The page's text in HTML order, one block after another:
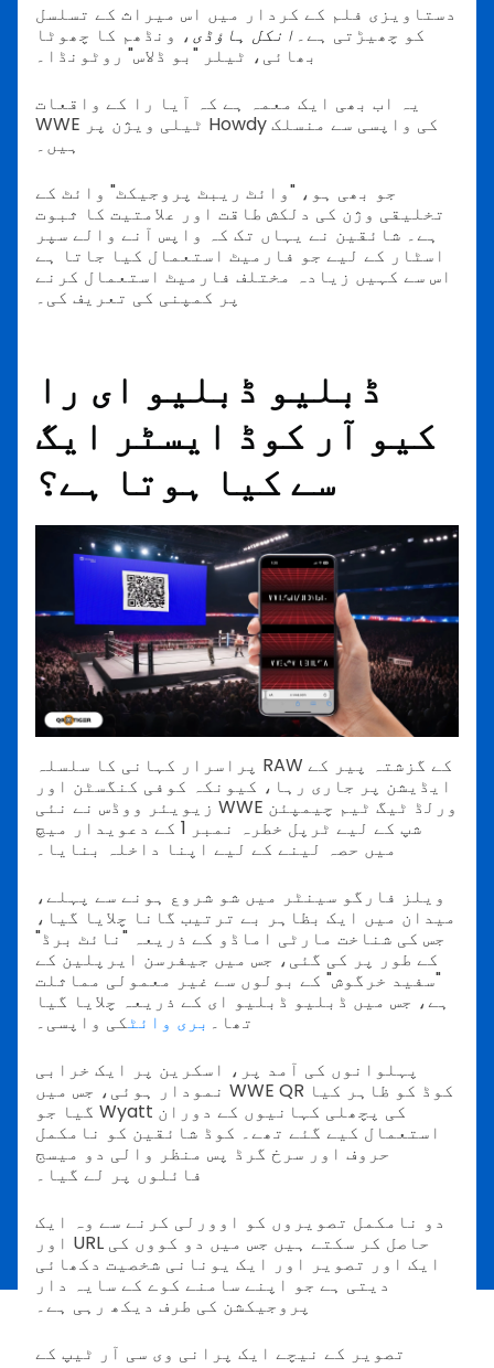
دستاویزی فلم کے کردار میں اس میراث کے تسلسل
کو چھیڑتی ہے۔ انکل ہاؤڈی، ونڈھم کا چھوٹا
یہ اب بھی ایک معمہ ہے کہ آیا را کے واقعات
WWE ٹیلی ویژن پر Howdy کی واپسی سے منسلک
جو بھی ہو، "وائٹ ریبٹ پروجیکٹ" وائٹ کے
تخلیقی وژن کی دلکش طاقت اور علامتیت کا ثبوت
ہے۔ شائقین نے یہاں تک کہ واپس آنے والے سپر
اسٹار کے لیے جو فارمیٹ استعمال کیا جاتا ہے
اس سے کہیں زیادہ مختلف فارمیٹ استعمال کرنے
ڈبلیو ڈبلیو ای را
کیو آر کوڈ ایسٹر ایگ
سے کیا ہوتا ہے؟
پراسرار کہانی کا سلسلہ RAW کے گزشتہ پیر کے
ایڈیشن پر جاری رہا، کیونکہ کوفی کنگسٹن اور
زیویئر ووڈس نے نئی WWE ورلڈ ٹیگ ٹیم چیمپئن
شپ کے لیے ٹرپل خطرہ نمبر 1 کے دعویدار میچ
ویلز فارگو سینٹر میں شو شروع ہونے سے پہلے،
میدان میں ایک بظاہر بے ترتیب گانا چلایا گیا،
جس کی شناخت مارٹی اماڈو کے ذریعہ "نائٹ برڈ"
کے طور پر کی گئی، جس میں جیفرسن ایرپلین کے
"سفید خرگوش" کے بولوں سے غیر معمولی مماثلت
ہے، جس میں ڈبلیو ڈبلیو ای کے ذریعہ چلایا گیا
تھا۔ بری وائٹ
پہلوانوں کی آمد پر، اسکرین پر ایک خرابی
نمودار ہوئی، جس میں WWE QR کوڈ کو ظاہر کیا
گیا جو Wyatt کی پچھلی کہانیوں کے دوران
استعمال کیے گئے تھے۔ کوڈ شائقین کو نامکمل
حروف اور سرخ گرڈ پس منظر والی دو میسج
دو نامکمل تصویروں کو اوورلی کرنے سے وہ ایک
اور URL حاصل کر سکتے ہیں جس میں دو کووں کی
ایک اور تصویر اور ایک یونانی شخصیت دکھائی
دیتی ہے جو اپنے سامنے کوے کے سایہ دار
تصویر کے نیچے ایک پرانی وی سی آر ٹیپ کے